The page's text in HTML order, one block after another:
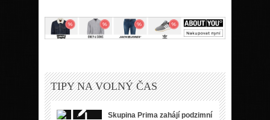
TIPY NA VOLNÝ ČAS
Skupina Prima zahájí podzimní